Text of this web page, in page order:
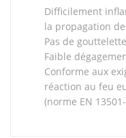
Difficilement
la propagation
Pas de
Faible
Conforme aux
réaction au feu
(norme EN